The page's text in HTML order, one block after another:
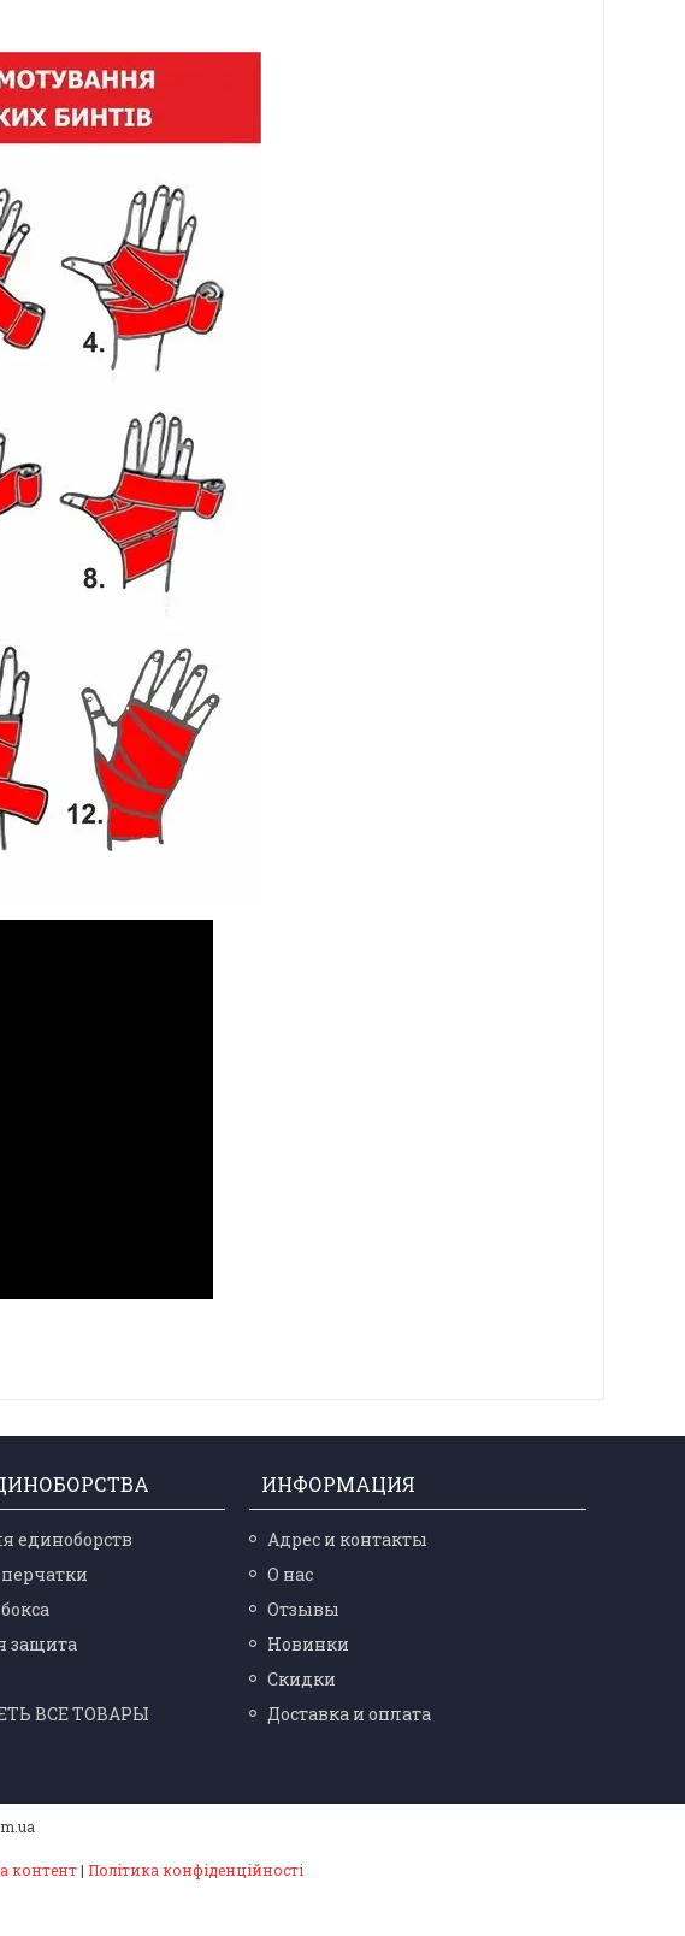
единоборств
защита
ВСЕ ТОВАРЫ
ИНФОРМАЦИЯ
Адрес и контакты
О нас
Отзывы
Новинки
Скидки
Доставка и оплата
контент | Політика конфіденційності